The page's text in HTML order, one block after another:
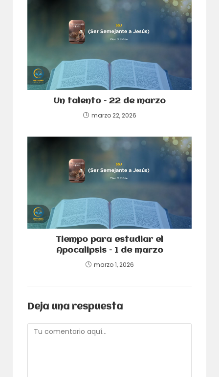
Un talento – 22 de marzo
marzo 22, 2026
Tiempo para estudiar el
Apocalipsis – 1 de marzo
marzo 1, 2026
Deja una respuesta
Comentario